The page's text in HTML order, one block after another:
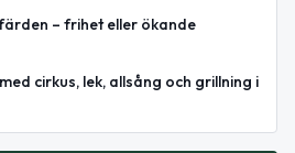
– frihet eller ökande
cirkus, lek, allsång och grillning i